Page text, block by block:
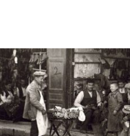
το παιδί μπορεί να
συνεχώς παρατηρήσεις,
που ανησυχεί συνεχώς για